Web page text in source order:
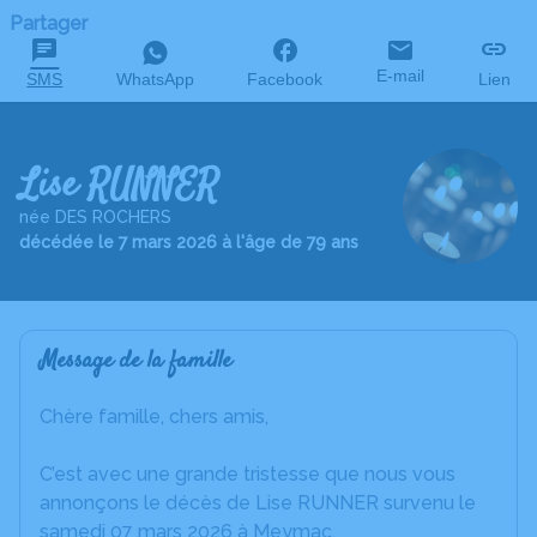
Partager
SMS WhatsApp Facebook E-mail Lien
Lise RUNNER
née DES ROCHERS
décédée le 7 mars 2026 à l'âge de 79 ans
Message de la famille
Chère famille, chers amis,
C’est avec une grande tristesse que nous vous
annonçons le décès de Lise RUNNER survenu le
samedi 07 mars 2026 à Meymac.